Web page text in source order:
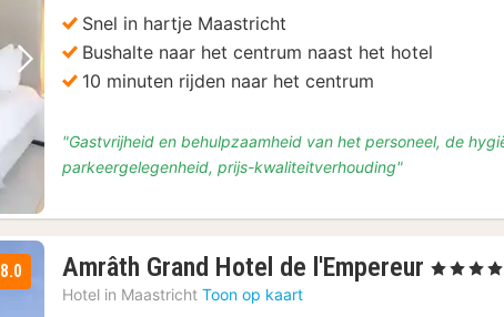
Volgende foto
Snel in hartje Maastricht
Bushalte naar het centrum naast het hotel
10 minuten rijden naar het centrum
"Gastvrijheid en behulpzaamheid van het personeel, de
parkeergelegenheid, prijs-kwaliteitverhouding"
8.0 Amrâth Grand Hotel de l'Empereur 1
, 4 Sterren
Hotel in Maastricht Toon op kaart